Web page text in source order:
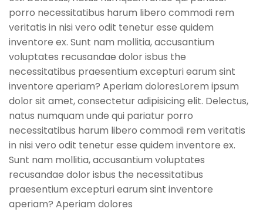
porro necessitatibus harum libero commodi rem
veritatis in nisi vero odit tenetur esse quidem
inventore ex. Sunt nam mollitia, accusantium
voluptates recusandae dolor isbus the
necessitatibus praesentium excepturi earum sint
inventore aperiam? Aperiam doloresLorem ipsum
dolor sit amet, consectetur adipisicing elit. Delectus,
natus numquam unde qui pariatur porro
necessitatibus harum libero commodi rem veritatis
in nisi vero odit tenetur esse quidem inventore ex.
Sunt nam mollitia, accusantium voluptates
recusandae dolor isbus the necessitatibus
praesentium excepturi earum sint inventore
aperiam? Aperiam dolores